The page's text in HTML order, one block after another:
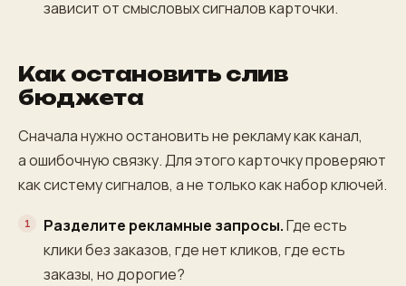
зависит от смысловых сигналов карточки.
Как остановить слив
бюджета
Сначала нужно остановить не рекламу как канал,
а ошибочную связку. Для этого карточку проверяют
как систему сигналов, а не только как набор ключей.
Разделите рекламные запросы.Где есть
клики без заказов, где нет кликов, где есть
заказы, но дорогие?